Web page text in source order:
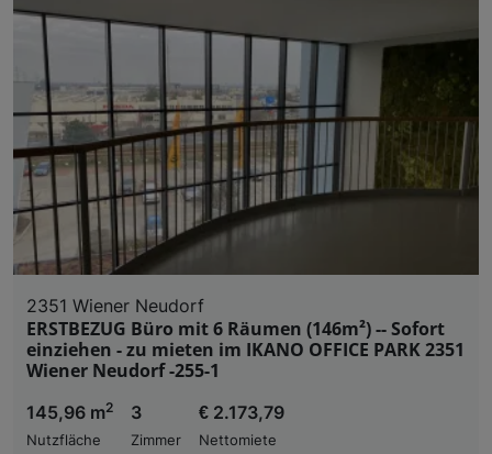
2351 Wiener Neudorf
ERSTBEZUG Büro mit 6 Räumen (146m²) -- Sofort
einziehen - zu mieten im IKANO OFFICE PARK 2351
Wiener Neudorf -255-1
145,96 m2
Nutzfläche
3
Zimmer
€ 2.173,79
Nettomiete